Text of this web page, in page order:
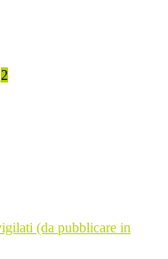
2
(da pubblicare in